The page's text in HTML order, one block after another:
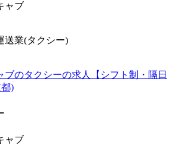
ャブ
送業(タクシー)
ブのタクシーの求人【シフト制・隔日
)
ャブ